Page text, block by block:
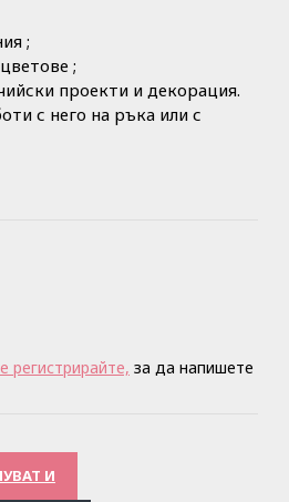
;
;
проекти и декорация.
с него на ръка или с
регистрирайте, за да напишете
И